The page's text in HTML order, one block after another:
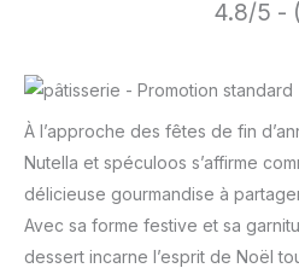
4.8/5 -
À l’approche des fêtes de fin
Nutella et spéculoos s’affirme
délicieuse gourmandise à
Avec sa forme festive et sa
dessert incarne l’esprit de Noël